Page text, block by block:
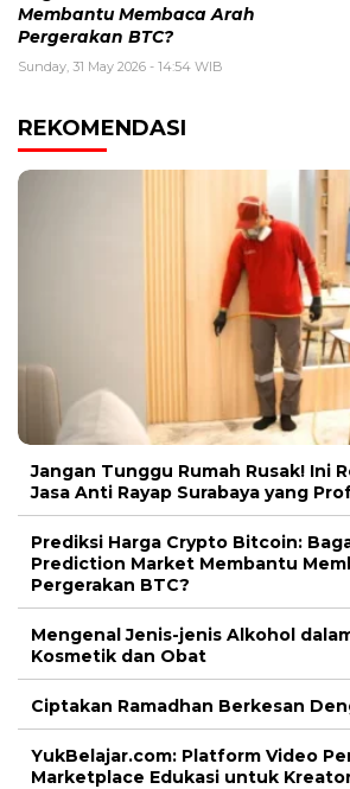
Membantu Membaca Arah
Pergerakan BTC?
Sunday, 31 May 2026 - 14:54 WIB
REKOMENDASI
Jangan Tunggu Rumah Rusak! Ini
Jasa Anti Rayap Surabaya yang
Prediksi Harga Crypto Bitcoin:
Prediction Market Membantu
Pergerakan BTC?
Mengenal Jenis-jenis Alkohol
Kosmetik dan Obat
Ciptakan Ramadhan Berkesan
YukBelajar.com: Platform Video
Marketplace Edukasi untuk